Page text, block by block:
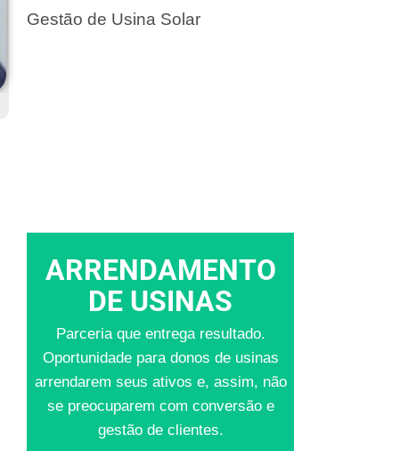
Gestão de Usina Solar
ARRENDAMENTO
DE USINAS
Parceria que entrega resultado.
Oportunidade para donos de usinas
arrendarem seus ativos e, assim, não
se preocuparem com conversão e
gestão de clientes.